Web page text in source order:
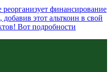
финансирование
добавив этот альткоин в свой
Вот подробности